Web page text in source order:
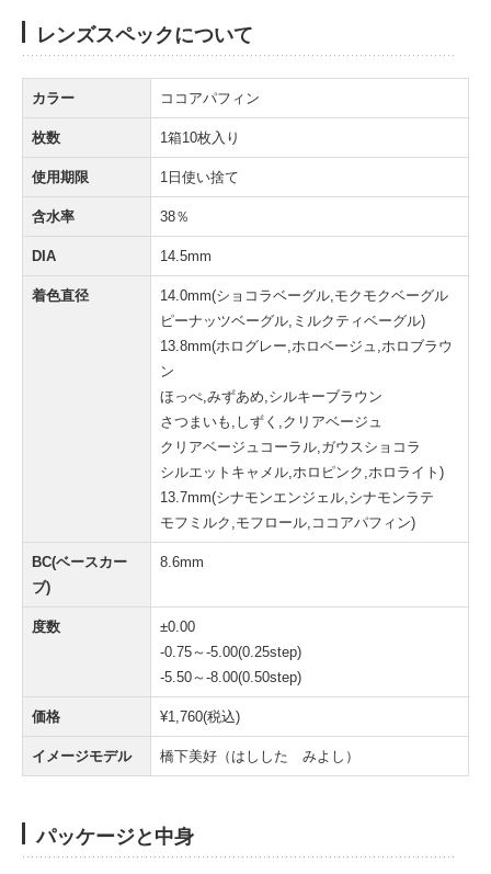
レンズスペックについて
カラー ココアパフィン
枚数 1箱10枚入り
使用期限 1日使い捨て
含水率 38％
DIA 14.5mm
着色直径
14.0mm(ショコラベーグル,モクモクベーグル
ピーナッツベーグル,ミルクティベーグル)
13.8mm(ホログレー,ホロベージュ,ホロブラウ
ン
ほっぺ,みずあめ,シルキーブラウン
さつまいも,しずく,クリアベージュ
クリアベージュコーラル,ガウスショコラ
シルエットキャメル,ホロピンク,ホロライト)
13.7mm(シナモンエンジェル,シナモンラテ
モフミルク,モフロール,ココアパフィン)
BC(ベースカー
ブ)
8.6mm
度数
±0.00
-0.75～-5.00(0.25step)
-5.50～-8.00(0.50step)
価格 ¥1,760(税込)
イメージモデル 橋下美好（はしした みよし）
パッケージと中身